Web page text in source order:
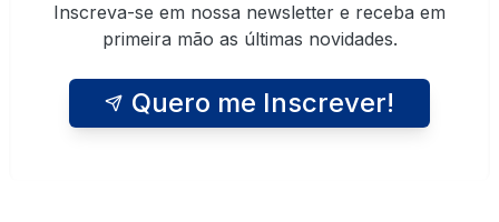
Inscreva-se em nossa newsletter e receba em
primeira mão as últimas novidades.
Quero me Inscrever!